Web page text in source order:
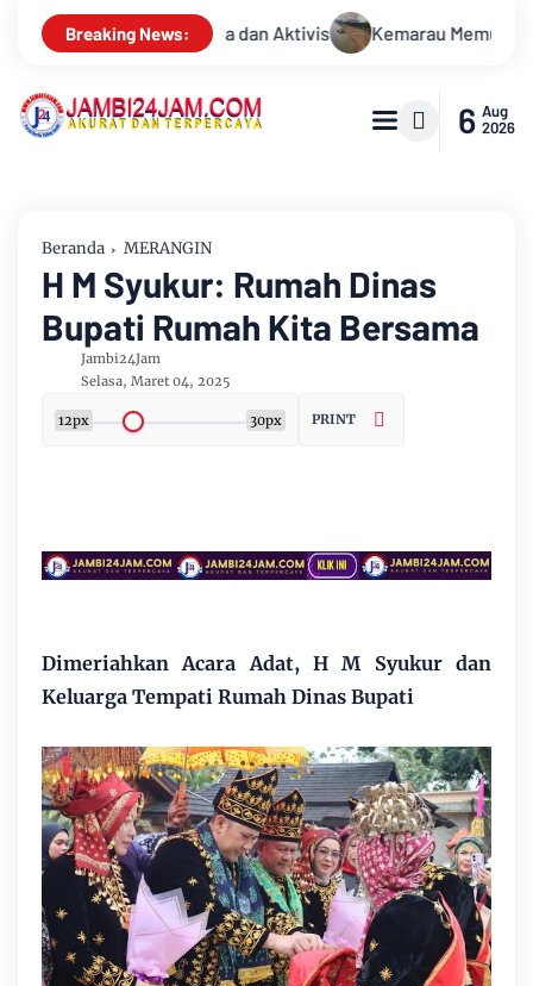
Breaking News:
Memuncak, Debit Sungai Batanghari Terus Menyusut,
6 Aug
2026
Beranda MERANGIN
H M Syukur: Rumah Dinas
Bupati Rumah Kita Bersama
Jambi24Jam
Selasa, Maret 04, 2025
12px 30px PRINT
Dimeriahkan Acara Adat, H M Syukur dan
Keluarga Tempati Rumah Dinas Bupati